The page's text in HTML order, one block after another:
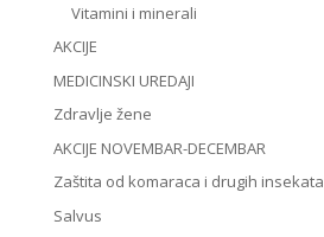
Vitamini i minerali
AKCIJE
MEDICINSKI UREDAJI
Zdravlje žene
AKCIJE NOVEMBAR-DECEMBAR
Zaštita od komaraca i drugih insekata
Salvus